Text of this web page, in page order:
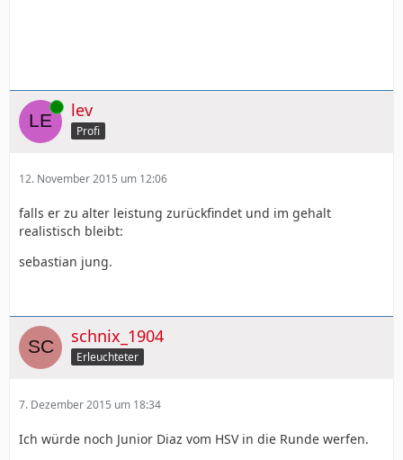
Online lev
Profi
12. November 2015 um 12:06
falls er zu alter leistung zurückfindet und im gehalt
realistisch bleibt:
sebastian jung.
schnix_1904
Erleuchteter
7. Dezember 2015 um 18:34
Ich würde noch Junior Diaz vom HSV in die Runde werfen.